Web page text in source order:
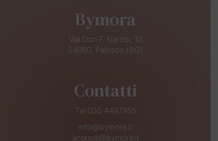
Bymora
Via Don F. Narcisi, 10
24050, Palosco (BG)
Contatti
Tel 035 4497955
info@bymora.it
acquisti@bymora.it